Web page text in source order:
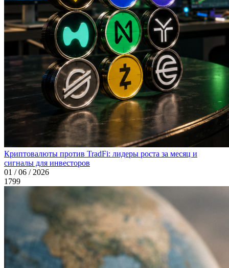
Криптовалюты против TradFi: лидеры роста за месяц и
сигналы для инвесторов
01 / 06 / 2026
1799